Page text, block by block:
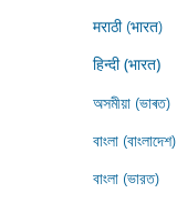
मराठी (भारत)
हिन्दी (भारत)
অসমীয়া (ভাৰত)
বাংলা (বাংলাদেশ)
বাংলা (ভারত)